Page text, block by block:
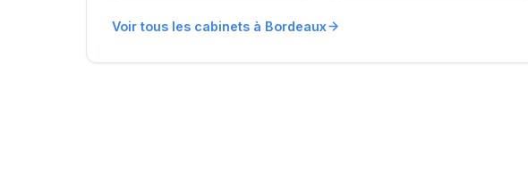
d'accompagnement.
l'expertise du réseau Actual
secteurs d'activité en
Voir tous les cabinets à Bordeaux